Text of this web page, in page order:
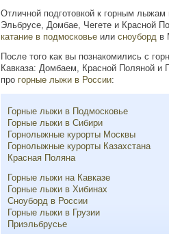
Отличной подготовкой к горным лыжам
Эльбрусе, Домбае, Чегете и Красной
катание в подмосковье или сноуборд в
После того как вы познакомились с
Кавказа: Домбаем, Красной Поляной и
про горные лыжи в России:
Горные лыжи в Подмосковье
Горные лыжи в Сибири
Горнолыжные курорты Москвы
Горнолыжные курорты Казахстана
Красная Поляна
Горные лыжи на Кавказе
Горные лыжи в Хибинах
Сноуборд в России
Горные лыжи в Грузии
Приэльбрусье